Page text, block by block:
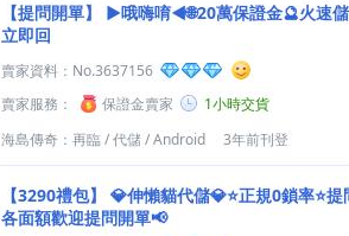
【提問開單】
►哦嗨唷◄🌐20萬保證金🔮火速
立即回
賣家資料： No.3637156
賣家服務：
保證金賣家
1小時交貨
海島傳奇：再臨/代儲/Android 3年前刊登
【3290禮包】
💎伸懶貓代儲💎⭐正規0鎖率⭐
各面額歡迎提問開單📢